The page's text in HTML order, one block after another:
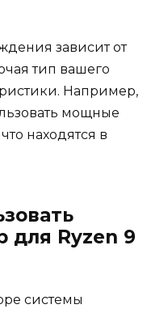
зависит от
тип вашего
Например,
мощные
находятся в
для Ryzen 9
системы